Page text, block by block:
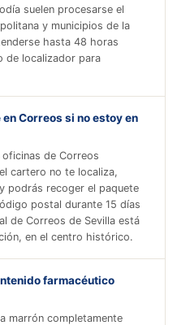
suelen procesarse el
y municipios de la
hasta 48 horas
de localizador para
Correos si no estoy en
de Correos
cartero no te localiza,
podrás recoger el paquete
postal durante 15 días
de Correos de Sevilla está
en el centro histórico.
farmacéutico
marrón completamente